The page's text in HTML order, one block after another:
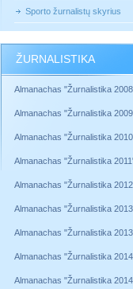
Sporto žurnalistų skyrius
ŽURNALISTIKA
Almanachas "Žurnalistika
Almanachas "Žurnalistika
Almanachas "Žurnalistika
Almanachas "Žurnalistika
Almanachas "Žurnalistika
Almanachas "Žurnalistika
Almanachas "Žurnalistika
Almanachas "Žurnalistika
Almanachas "Žurnalistika